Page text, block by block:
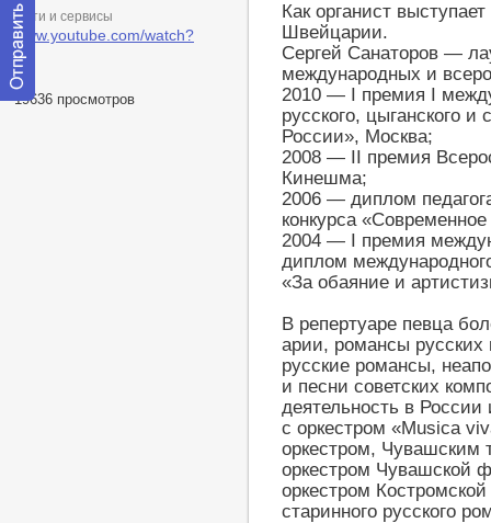
Сети и сервисы
www.youtube.com/watch?
v...
19636 просмотров
Как органист
Швейцарии.
Сергей Санаторов —
международных и
2010 — I премия I
русского, цыганского
России», Москва;
2008 — II премия
Кинешма;
2006 — диплом
конкурса
2004 — I премия
диплом
«За обаяние и
В репертуаре певца
арии, романсы русских
русские романсы,
и песни советских
деятельность в
с оркестром «Musica
оркестром, Чувашским
оркестром Чувашской
оркестром
старинного русского
Отправить